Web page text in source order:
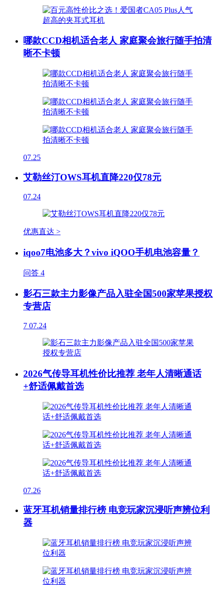
哪款CCD相机适合老人 家庭聚会旅行随手拍清
晰不卡顿
07.25
艾勒丝汀OWS耳机直降220仅78元
07.24
优惠直达 >
iqoo7电池多大？vivo iQOO手机电池容量？
问答 4
影石三款主力影像产品入驻全国500家苹果授权
专营店
7 07.24
2026气传导耳机性价比推荐 老年人清晰通话
+舒适佩戴首选
07.26
蓝牙耳机销量排行榜 电竞玩家沉浸听声辨位利
器